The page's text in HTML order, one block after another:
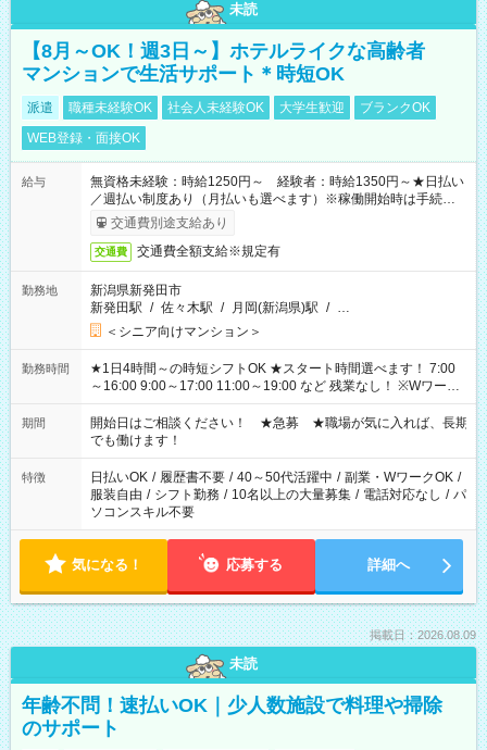
未読
【8月～OK！週3日～】ホテルライクな高齢者
マンションで生活サポート＊時短OK
派遣 職種未経験OK 社会人未経験OK 大学生歓迎
ブランクOK
WEB登録・面接OK
給与
無資格未経験：時給1250円～ 経験者：時給1350円～★日払い
／週払い制度あり（月払いも選べます）※稼働開始時は手続き完
了次第のお支払いとなります。
交通費別途支給あり
交通費 交通費全額支給※規定有
勤務地
新潟県新発田市
新発田駅 / 佐々木駅 / 月岡(新潟県)駅 / …
＜シニア向けマンション＞
勤務時間
★1日4時間～の時短シフトOK ★スタート時間選べます！ 7:00
～16:00 9:00～17:00 11:00～19:00 など 残業なし！ ※Wワーク
の場合、他のお仕事と合わせ週40時間超の就業はご案内できま
せん ※法令に基づき、週20時間以上勤務は社会保険への加入対
象となります ※労働者派遣法（日雇い派遣の原則禁止）によ
り、短時間・短期間の就業はご案内が難しい場合があります
期間
開始日はご相談ください！ ★急募 ★職場が気に入れば、長期
でも働けます！
特徴 日払いOK / 履歴書不要 / 40～50代活躍中 / 副業・WワークOK /
服装自由 / シフト勤務 / 10名以上の大量募集 / 電話対応なし / パ
ソコンスキル不要
気になる！ 応募する 詳細へ
掲載日：2026.08.09
未読
年齢不問！速払いOK｜少人数施設で料理や掃除
のサポート